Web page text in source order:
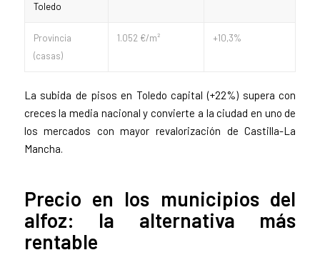
Toledo
Provincia
(casas)
1.052 €/m² +10,3%
La subida de pisos en Toledo capital (+22%) supera con
creces la media nacional y convierte a la ciudad en uno de
los mercados con mayor revalorización de Castilla-La
Mancha.
Precio en los municipios del
alfoz: la alternativa más
rentable